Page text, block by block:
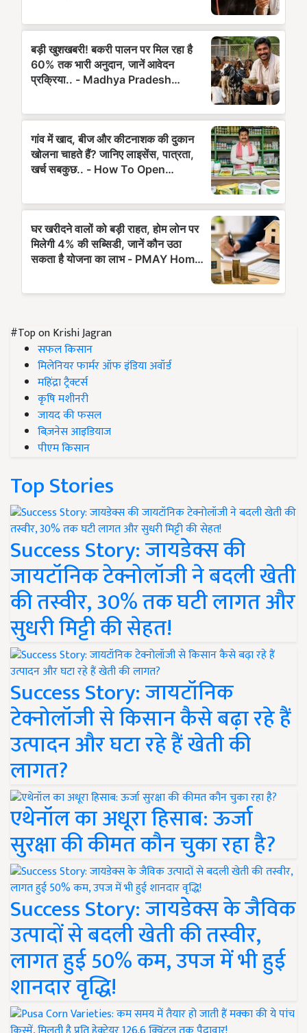
#Top on Krishi Jagran
सफल किसान
मिलेनियर फार्मर ऑफ इंडिया अवॉर्ड
महिंद्रा ट्रैक्टर्स
कृषि मशीनरी
जायद की फसल
बिज़नेस आइडियाज
पीएम किसान
Top Stories
Success Story: जायडेक्स की
जायटॉनिक टेक्नोलॉजी ने बदली खेती
की तस्वीर, 30% तक घटी लागत और
सुधरी मिट्टी की सेहत!
Success Story: जायटॉनिक
टेक्नोलॉजी से किसान कैसे बढ़ा रहे हैं
उत्पादन और घटा रहे हैं खेती की
लागत?
एथेनॉल का अधूरा हिसाब: ऊर्जा
सुरक्षा की कीमत कौन चुका रहा है?
Success Story: जायडेक्स के जैविक
उत्पादों से बदली खेती की तस्वीर,
लागत हुई 50% कम, उपज में भी हुई
शानदार वृद्धि!